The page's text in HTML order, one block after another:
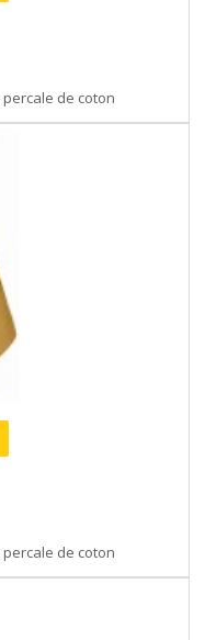
percale de coton
percale de coton